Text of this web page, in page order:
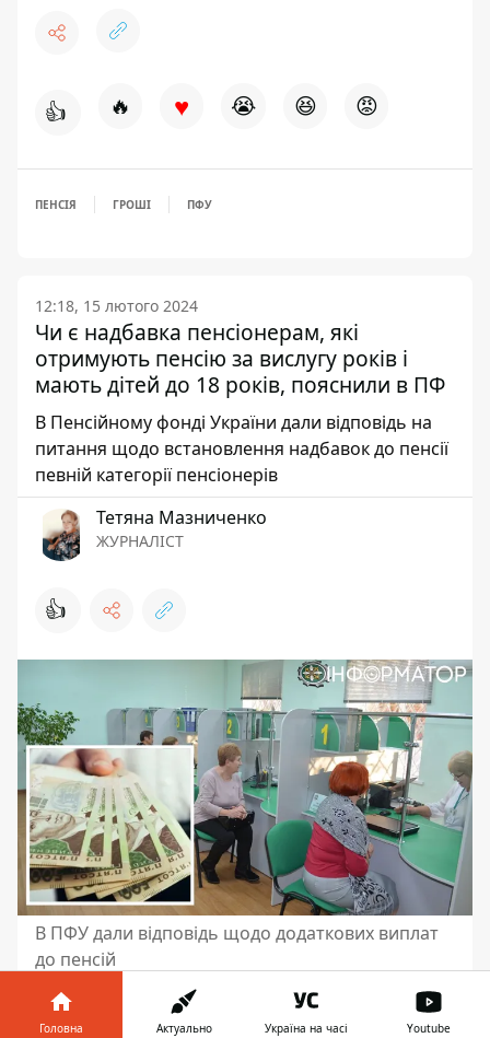
👍 🔥 ♥ 😭 😆 😡
ПЕНСІЯ ГРОШІ ПФУ
12:18, 15 лютого 2024
Чи є надбавка пенсіонерам, які
отримують пенсію за вислугу років і
мають дітей до 18 років, пояснили в ПФ
В Пенсійному фонді України дали відповідь на
питання щодо встановлення надбавок до пенсії
певній категорії пенсіонерів
Тетяна Мазниченко
ЖУРНАЛІСТ
👍
В ПФУ дали відповідь щодо додаткових виплат
до пенсій
Надбавки до пенсії встановлюються
пенсіонерам відповідно до Законів
Головна Актуально Україна на часі Youtube